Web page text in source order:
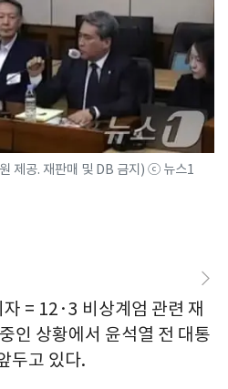
제공. 재판매 및 DB 금지) ⓒ 뉴스1
= 12·3 비상계엄 관련 재
인 상황에서 윤석열 전 대통
두고 있다.